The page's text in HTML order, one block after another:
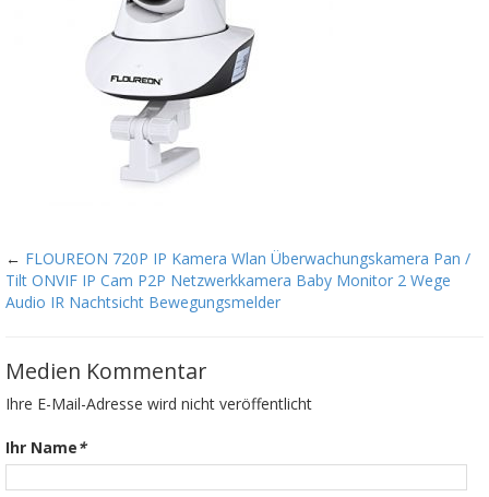
← FLOUREON 720P IP Kamera Wlan Überwachungskamera Pan /
Tilt ONVIF IP Cam P2P Netzwerkkamera Baby Monitor 2 Wege
Audio IR Nachtsicht Bewegungsmelder
Medien Kommentar
Ihre E-Mail-Adresse wird nicht veröffentlicht
Ihr Name*